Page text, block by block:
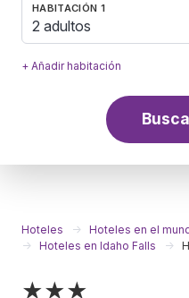
HABITACIÓN 1
2 adultos
+ Añadir habitación
Hoteles Hoteles en el
Hoteles en Idaho Falls
★★★